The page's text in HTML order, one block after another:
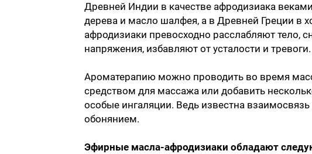
Древней Индии в качестве афродизиака
дерева и масло шалфея, а в Древней Греции в
афродизиаки превосходно расслабляют тело,
напряжения, избавляют от усталости и тревоги.
Ароматерапию можно проводить во время
средством для массажа или добавить
особые ингаляции. Ведь известна
обонянием.
Эфирные масла-афродизиаки обладают